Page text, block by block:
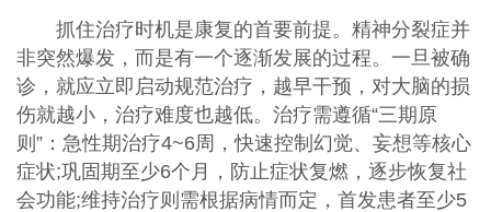
抓住治疗时机是康复的首要前提。精神分裂症并
非突然爆发，而是有一个逐渐发展的过程。一旦被确
诊，就应立即启动规范治疗，越早干预，对大脑的损
伤就越小，治疗难度也越低。治疗需遵循“三期原
则”：急性期治疗4~6周，快速控制幻觉、妄想等核心
症状;巩固期至少6个月，防止症状复燃，逐步恢复社
会功能;维持治疗则需根据病情而定，首发患者至少5